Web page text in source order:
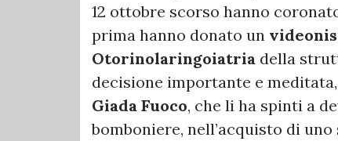
12 ottobre scorso hanno
prima hanno donato un
Otorinolaringoiatria della
decisione importante e
Giada Fuoco, che li ha spinti a
bomboniere, nell’acquisto di